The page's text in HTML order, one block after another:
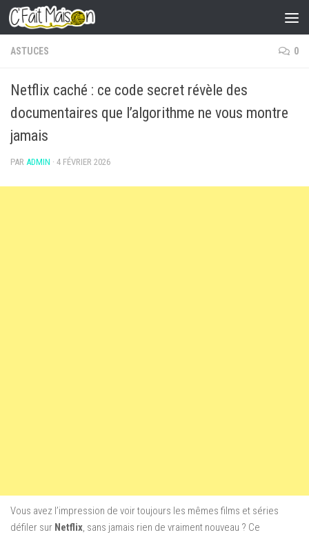
Skip to content
ASTUCES 0
Netflix caché : ce code secret révèle des
documentaires que l’algorithme ne vous montre
jamais
PAR ADMIN · 4 FÉVRIER 2026
Vous avez l’impression de voir toujours les mêmes films et séries
défiler sur Netflix, sans jamais rien de vraiment nouveau ? Ce